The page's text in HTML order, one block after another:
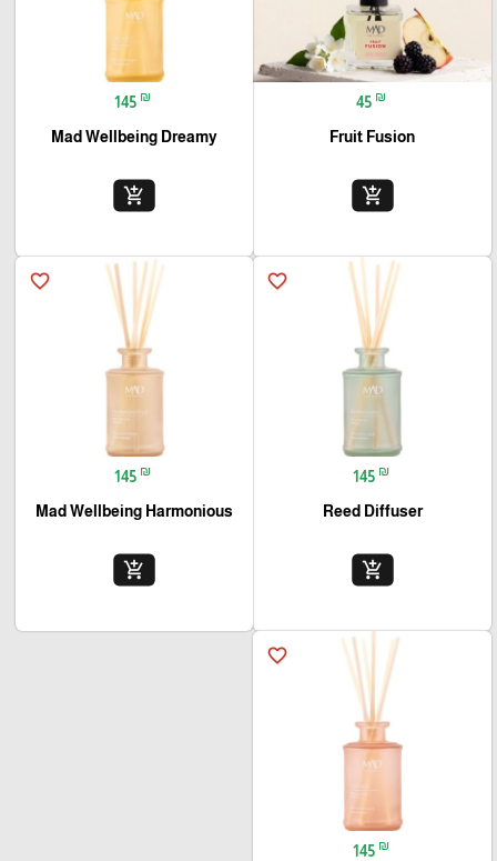
45 ₪
Fruit Fusion
add_shopping_cart
145 ₪
Mad Wellbeing Dreamy
add_shopping_cart
favorite_border
145 ₪
Reed Diffuser
add_shopping_cart
favorite_border
145 ₪
Mad Wellbeing Harmonious
add_shopping_cart
favorite_border
145 ₪